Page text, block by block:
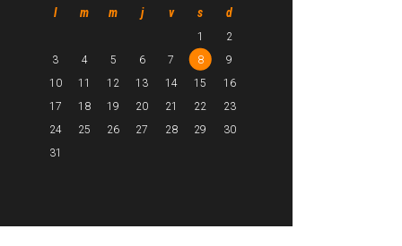
l m m j v s d
1
2
3
4 5 6 7 8
9
10
11 12 13 14 15
16
17
18 19 20 21 22
23
24
25 26 27 28 29
30
31